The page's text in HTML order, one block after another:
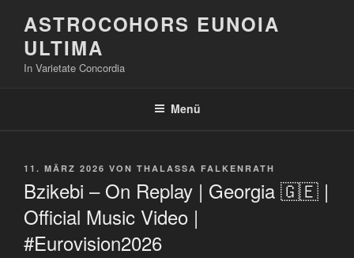
Inhalt
springen
ASTROCOHORS EUNOIA
ULTIMA
In Varietate Concordia
Menü
VERÖFFENTLICHT
11. MÄRZ 2026 VON THALASSA FALKENRATH
Bzikebi – On Replay | Georgia 🇬🇪 |
Official Music Video |
#Eurovision2026